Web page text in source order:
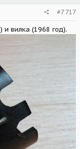
#7 717
и вилка (1968 год).